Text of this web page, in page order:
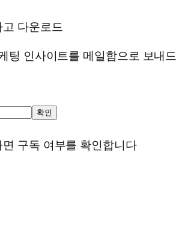
다운로드
팅 인사이트를 메일함으로 보내드
확인
구독 여부를 확인합니다